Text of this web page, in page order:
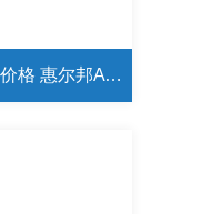
台衡ATW-15kg电子秤价格 惠尔邦ATW-15kg外接232串口电子秤